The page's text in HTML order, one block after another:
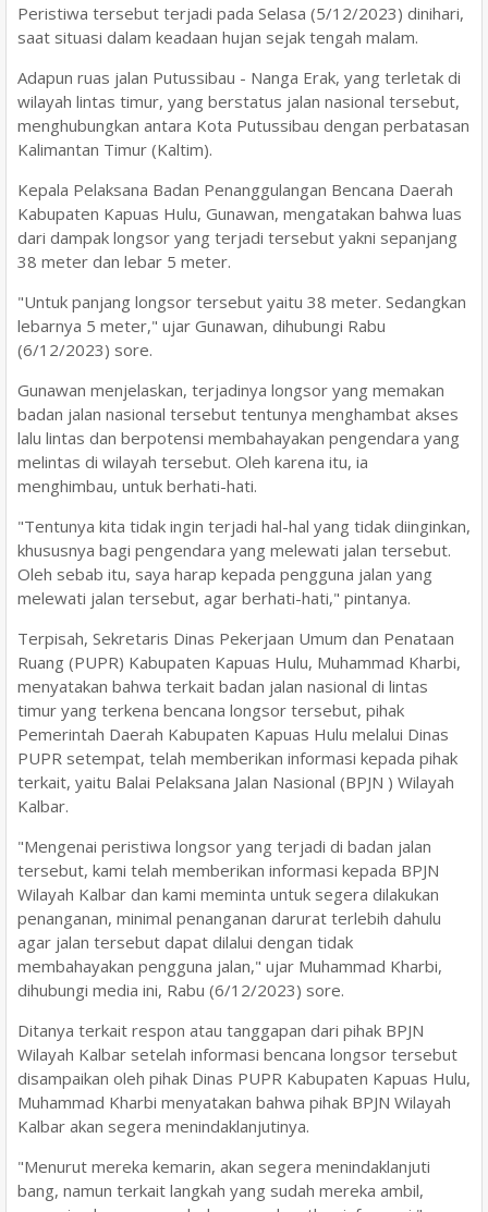
Peristiwa tersebut terjadi pada Selasa (5/12/2023) dinihari,
saat situasi dalam keadaan hujan sejak tengah malam.
Adapun ruas jalan Putussibau - Nanga Erak, yang terletak di
wilayah lintas timur, yang berstatus jalan nasional tersebut,
menghubungkan antara Kota Putussibau dengan perbatasan
Kalimantan Timur (Kaltim).
Kepala Pelaksana Badan Penanggulangan Bencana Daerah
Kabupaten Kapuas Hulu, Gunawan, mengatakan bahwa luas
dari dampak longsor yang terjadi tersebut yakni sepanjang
38 meter dan lebar 5 meter.
"Untuk panjang longsor tersebut yaitu 38 meter. Sedangkan
lebarnya 5 meter," ujar Gunawan, dihubungi Rabu
(6/12/2023) sore.
Gunawan menjelaskan, terjadinya longsor yang memakan
badan jalan nasional tersebut tentunya menghambat akses
lalu lintas dan berpotensi membahayakan pengendara yang
melintas di wilayah tersebut. Oleh karena itu, ia
menghimbau, untuk berhati-hati.
"Tentunya kita tidak ingin terjadi hal-hal yang tidak diinginkan,
khususnya bagi pengendara yang melewati jalan tersebut.
Oleh sebab itu, saya harap kepada pengguna jalan yang
melewati jalan tersebut, agar berhati-hati," pintanya.
Terpisah, Sekretaris Dinas Pekerjaan Umum dan Penataan
Ruang (PUPR) Kabupaten Kapuas Hulu, Muhammad Kharbi,
menyatakan bahwa terkait badan jalan nasional di lintas
timur yang terkena bencana longsor tersebut, pihak
Pemerintah Daerah Kabupaten Kapuas Hulu melalui Dinas
PUPR setempat, telah memberikan informasi kepada pihak
terkait, yaitu Balai Pelaksana Jalan Nasional (BPJN ) Wilayah
Kalbar.
"Mengenai peristiwa longsor yang terjadi di badan jalan
tersebut, kami telah memberikan informasi kepada BPJN
Wilayah Kalbar dan kami meminta untuk segera dilakukan
penanganan, minimal penanganan darurat terlebih dahulu
agar jalan tersebut dapat dilalui dengan tidak
membahayakan pengguna jalan," ujar Muhammad Kharbi,
dihubungi media ini, Rabu (6/12/2023) sore.
Ditanya terkait respon atau tanggapan dari pihak BPJN
Wilayah Kalbar setelah informasi bencana longsor tersebut
disampaikan oleh pihak Dinas PUPR Kabupaten Kapuas Hulu,
Muhammad Kharbi menyatakan bahwa pihak BPJN Wilayah
Kalbar akan segera menindaklanjutinya.
"Menurut mereka kemarin, akan segera menindaklanjuti
bang, namun terkait langkah yang sudah mereka ambil,